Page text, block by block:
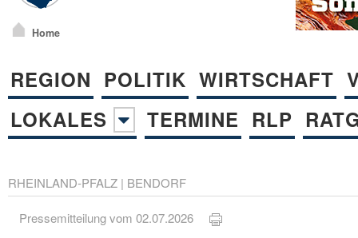
Home
REGION POLITIK WIRTSCHAFT
LOKALES
TERMINE RLP
RHEINLAND-PFALZ | BENDORF
Pressemitteilung vom 02.07.2026